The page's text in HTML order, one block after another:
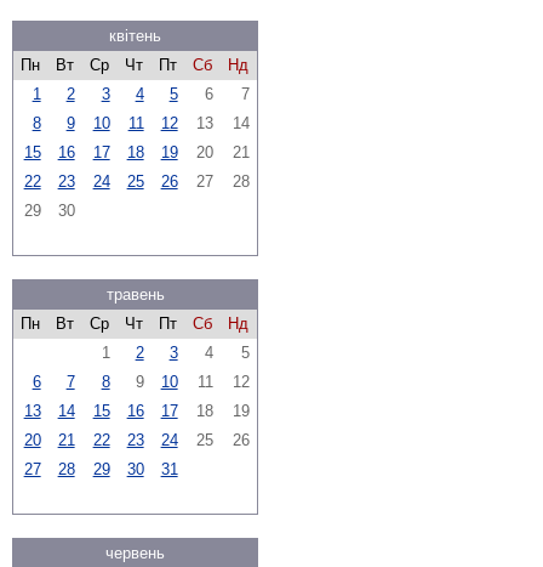
квітень
Пн
Вт Ср Чт Пт Сб
Нд
1
2 3 4 5 6
7
8
9 10 11 12 13
14
15
16 17 18 19 20
21
22
23 24 25 26 27
28
29
30
травень
Пн
Вт Ср Чт Пт Сб
Нд
1
2 3 4
5
6
7 8 9 10 11
12
13
14 15 16 17 18
19
20
21 22 23 24 25
26
27
28 29 30 31
червень